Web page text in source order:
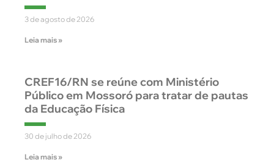
3 de agosto de 2026
Leia mais »
CREF16/RN se reúne com Ministério
Público em Mossoró para tratar de pautas
da Educação Física
30 de julho de 2026
Leia mais »